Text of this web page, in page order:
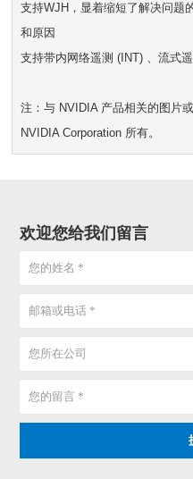
支持WJH，显着缩短了解决问题
和原因
支持带内网络遥测 (INT) 、流式遥
注：与 NVIDIA 产品相关的图片
NVIDIA Corporation 所有。
欢迎您给我们留言